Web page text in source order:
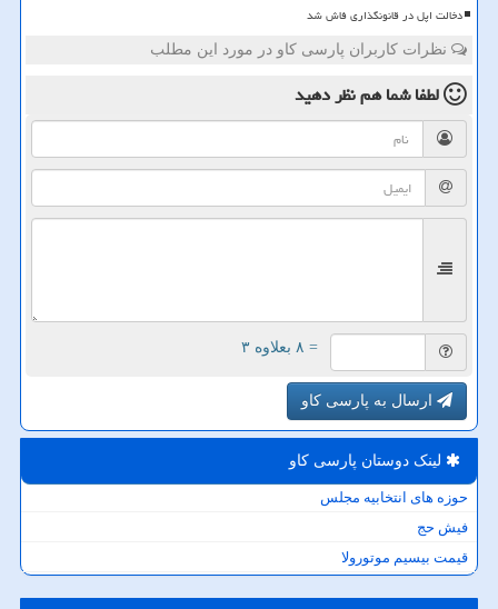
دخالت اپل در قانونگذاری فاش شد
نظرات کاربران پارسی کاو در مورد این مطلب
لطفا شما همنظر دهید
= ۸ بعلاوه ۳
ارسال به پارسی کاو
لینک دوستان پارسی كاو
حوزه های انتخابیه مجلس
فیش حج
قیمت بیسیم موتورولا